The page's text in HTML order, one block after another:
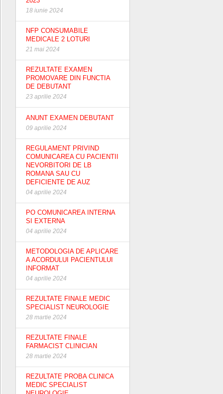
18 iunie 2024
NFP CONSUMABILE
MEDICALE 2 LOTURI
21 mai 2024
REZULTATE EXAMEN
PROMOVARE DIN FUNCTIA
DE DEBUTANT
23 aprilie 2024
ANUNT EXAMEN DEBUTANT
09 aprilie 2024
REGULAMENT PRIVIND
COMUNICAREA CU PACIENTII
NEVORBITORI DE LB
ROMANA SAU CU
DEFICIENTE DE AUZ
04 aprilie 2024
PO COMUNICAREA INTERNA
SI EXTERNA
04 aprilie 2024
METODOLOGIA DE APLICARE
A ACORDULUI PACIENTULUI
INFORMAT
04 aprilie 2024
REZULTATE FINALE MEDIC
SPECIALIST NEUROLOGIE
28 martie 2024
REZULTATE FINALE
FARMACIST CLINICIAN
28 martie 2024
REZULTATE PROBA CLINICA
MEDIC SPECIALIST